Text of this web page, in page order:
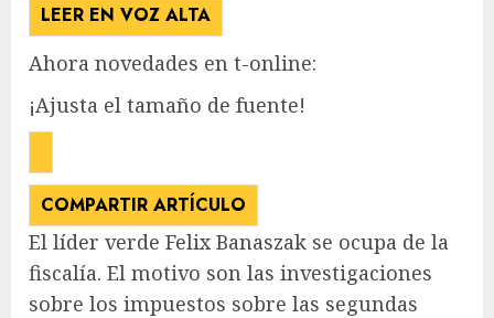
LEER EN VOZ ALTA
Ahora novedades en t-online:
¡Ajusta el tamaño de fuente!
COMPARTIR ARTÍCULO
El líder verde Felix Banaszak se ocupa de la
fiscalía. El motivo son las investigaciones
sobre los impuestos sobre las segundas